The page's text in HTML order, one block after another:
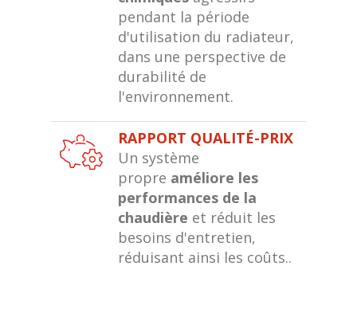
pendant la période
d'utilisation du radiateur,
dans une perspective de
durabilité de
l'environnement.
RAPPORT QUALITÉ-PRIX
Un système
propre améliore les
performances de la
chaudière et réduit les
besoins d'entretien,
réduisant ainsi les coûts..